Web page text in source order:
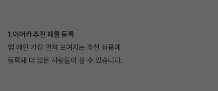
1.이어카 추천 매물 등록
앱 메인 가장 먼저 보여지는 추천 상품에
등록돼 더 많은 사람들이 볼 수 있습니다.